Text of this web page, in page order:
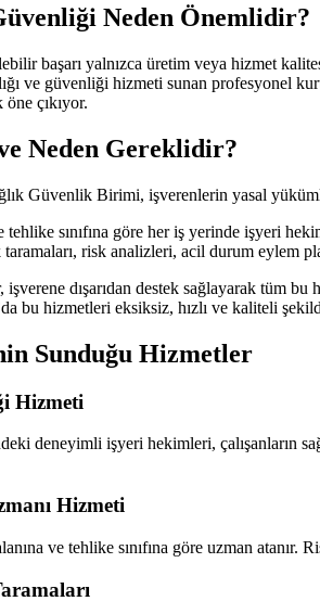
Neden Önemlidir?
başarı yalnızca üretim veya hizmet
ve güvenliği hizmeti sunan profesyonel
öne çıkıyor.
Neden Gereklidir?
Güvenlik Birimi, işverenlerin yasal
tehlike sınıfına göre her iş yerinde işyeri
taramaları, risk analizleri, acil durum eylem
dışarıdan destek sağlayarak tüm
bu hizmetleri eksiksiz, hızlı ve kaliteli
Sunduğu Hizmetler
Hizmeti
deneyimli işyeri hekimleri, çalışanların
Hizmeti
ve tehlike sınıfına göre uzman